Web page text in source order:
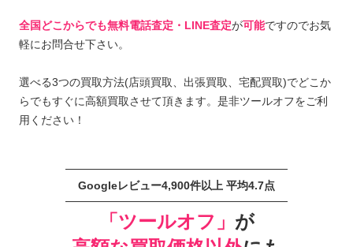
全国どこからでも無料電話査定・LINE査定が可能ですのでお気
軽にお問合せ下さい。
選べる3つの買取方法(店頭買取、出張買取、宅配買取)でどこか
らでもすぐに高額買取させて頂きます。是非ツールオフをご利
用ください！
Googleレビュー4,900件以上 平均4.7点
「ツールオフ」 が